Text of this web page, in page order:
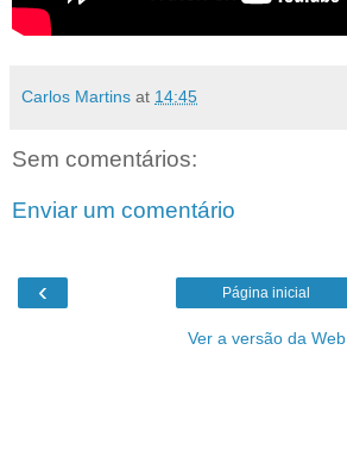
Carlos Martins at 14:45
Sem comentários:
Enviar um comentário
‹ Página inicial
Ver a versão da Web